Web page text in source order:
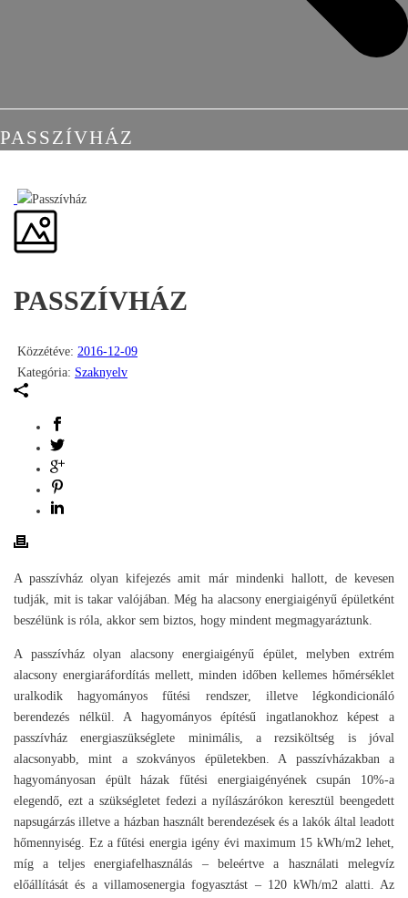
PASSZÍVHÁZ
PASSZÍVHÁZ
Közzétéve: 2016-12-09
Kategória: Szaknyelv
A passzívház olyan kifejezés amit már mindenki hallott, de kevesen
tudják, mit is takar valójában. Még ha alacsony energiaigényű épületként
beszélünk is róla, akkor sem biztos, hogy mindent megmagyaráztunk.
A passzívház olyan alacsony energiaigényű épület, melyben extrém
alacsony energiaráfordítás mellett, minden időben kellemes hőmérséklet
uralkodik hagyományos fűtési rendszer, illetve légkondicionáló
berendezés nélkül. A hagyományos építésű ingatlanokhoz képest a
passzívház energiaszükséglete minimális, a rezsiköltség is jóval
alacsonyabb, mint a szokványos épületekben. A passzívházakban a
hagyományosan épült házak fűtési energiaigényének csupán 10%-a
elegendő, ezt a szükségletet fedezi a nyílászárókon keresztül beengedett
napsugárzás illetve a házban használt berendezések és a lakók által leadott
hőmennyiség. Ez a fűtési energia igény évi maximum 15 kWh/m2 lehet,
míg a teljes energiafelhasználás – beleértve a használati melegvíz
előállítását és a villamosenergia fogyasztást – 120 kWh/m2 alatti. Az